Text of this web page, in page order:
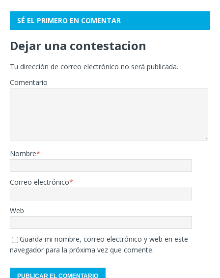
SÉ EL PRIMERO EN COMENTAR
Dejar una contestacion
Tu dirección de correo electrónico no será publicada.
Comentario
Nombre*
Correo electrónico*
Web
Guarda mi nombre, correo electrónico y web en este
navegador para la próxima vez que comente.